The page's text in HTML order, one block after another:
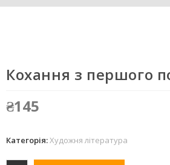
Кохання з першого
₴145
Категорія:Художня література